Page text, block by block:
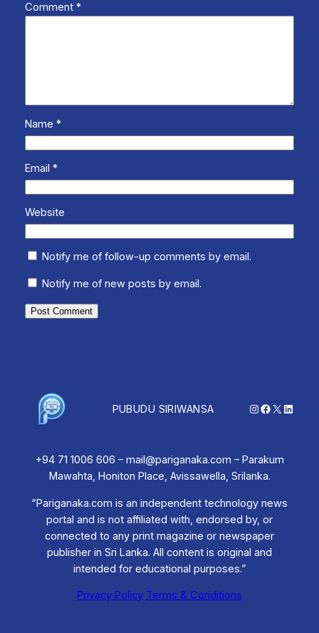
Comment *
Name *
Email *
Website
Notify me of follow-up comments by email.
Notify me of new posts by email.
PUBUDU SIRIWANSA Instagram
Facebook
X
+94 71 1006 606 – mail@pariganaka.com – Parakum
Mawahta, Honiton Place, Avissawella, Srilanka.
“Pariganaka.com is an independent technology news
portal and is not affiliated with, endorsed by, or
connected to any print magazine or newspaper
publisher in Sri Lanka. All content is original and
intended for educational purposes.”
Privacy Policy Terms & Conditions